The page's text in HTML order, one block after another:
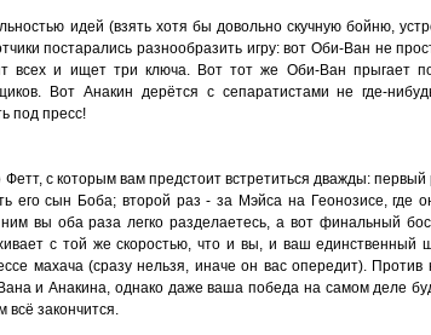
идей (взять хотя бы довольно скучную бойню,
постарались разнообразить игру: вот Оби-Ван не
всех и ищет три ключа. Вот тот же Оби-Ван прыгает
Вот Анакин дерётся с сепаратистами не где-
под пресс!
Фетт, с которым вам предстоит встретиться дважды: первый
его сын Боба; второй раз - за Мэйса на Геонозисе, где
вы оба раза легко разделаетесь, а вот финальный
с той же скоростью, что и вы, и ваш единственный
махача (сразу нельзя, иначе он вас опередит). Против
и Анакина, однако даже ваша победа на самом деле
закончится.